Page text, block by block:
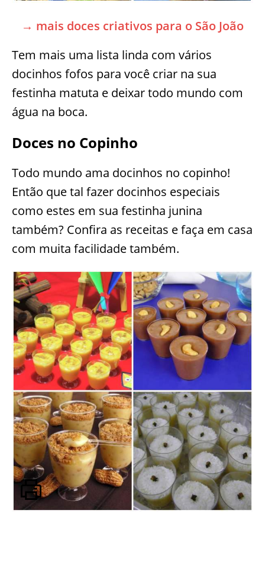
→ mais doces criativos para o São João
Tem mais uma lista linda com vários
docinhos fofos para você criar na sua
festinha matuta e deixar todo mundo com
água na boca.
Doces no Copinho
Todo mundo ama docinhos no copinho!
Então que tal fazer docinhos especiais
como estes em sua festinha junina
também? Confira as receitas e faça em casa
com muita facilidade também.